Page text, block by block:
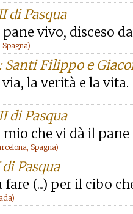
di Pasqua
vivo, disceso
Santi Filippo e
la verità e la
di Pasqua
mio che vi dà il
Spagna)
Pasqua
(...) per il cibo